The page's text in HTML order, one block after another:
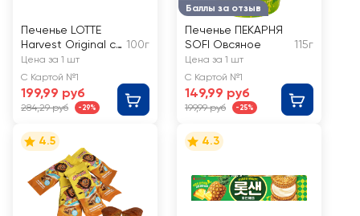
Печенье LOTTE
Harvest Original c
кунжутом
100г
Цена за 1 шт
С Картой №1
199,99 руб
284,29 руб -29%
Баллы за отзыв
Печенье ПЕКАРНЯ
SOFI Овсяное
115г
Цена за 1 шт
С Картой №1
149,99 руб
199,99 руб -25%
4.5 4.3